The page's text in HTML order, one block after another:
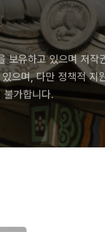
유하고 있으며 저
으며, 다만 정책적 지
불가합니다.